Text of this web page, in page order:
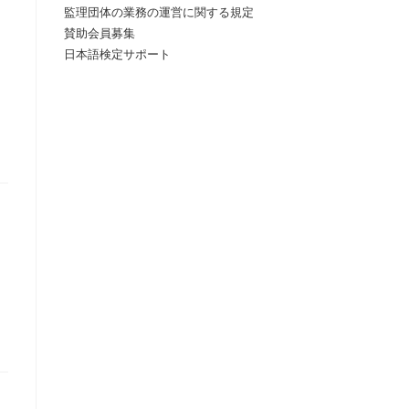
監理団体の業務の運営に関する規定
賛助会員募集
日本語検定サポート